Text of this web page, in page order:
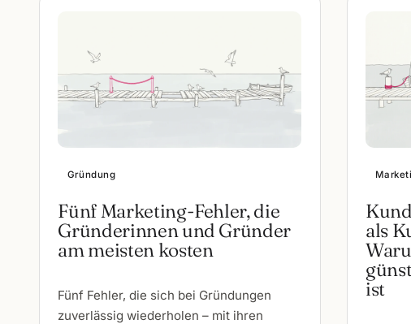
Gründung
Fünf Marketing-Fehler, die
Gründerinnen und Gründer
am meisten kosten
Fünf Fehler, die sich bei Gründungen
zuverlässig wiederholen – mit ihren
als
ist